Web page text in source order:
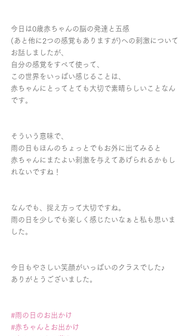
今日は0歳赤ちゃんの脳の発達と五感
(あと他に2つの感覚もありますが)への刺激について
お話しましたが、
自分の感覚をすべて使って、
この世界をいっぱい感じることは、
赤ちゃんにとってとても大切で素晴らしいことなん
です。
そういう意味で、
雨の日もほんのちょっとでもお外に出てみると
赤ちゃんにまたよい刺激を与えてあげられるかもし
れないですね！
なんでも、捉え方って大切ですね。
雨の日を少しでも楽しく感じたいなぁと私も思いま
した。
今日もやさしい笑顔がいっぱいのクラスでした♪
ありがとうございました。
#雨の日のお出かけ
#赤ちゃんとお出かけ